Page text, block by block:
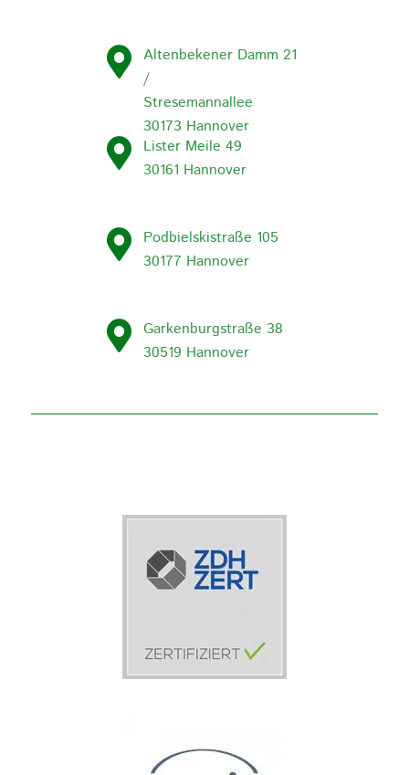
Altenbekener Damm 21
/
Stresemannallee
30173 Hannover
Lister Meile 49
30161 Hannover
Podbielskistraße 105
30177 Hannover
Garkenburgstraße 38
30519 Hannover